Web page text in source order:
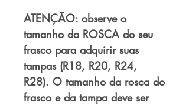
ATENÇÃO: observe o
tamanho da ROSCA do seu
frasco para adquirir suas
tampas (R18, R20, R24,
R28). O tamanho da rosca do
frasco e da tampa deve ser